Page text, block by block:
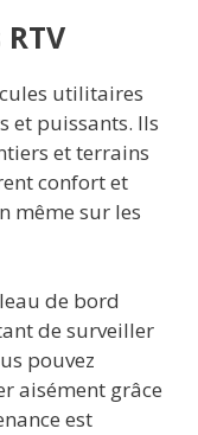
utilitaires
et puissants. Ils
et terrains
confort et
même sur les
de bord
de surveiller
pouvez
aisément grâce
est